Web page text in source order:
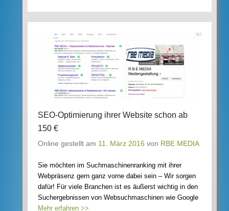
SEO-Optimierung ihrer Website schon ab
150 €
Online gestellt am 11. März 2016 von RBE MEDIA
Sie möchten im Suchmaschinenranking mit ihrer
Webpräsenz gern ganz vorne dabei sein – Wir sorgen
dafür! Für viele Branchen ist es äußerst wichtig in den
Suchergebnissen von Websuchmaschinen wie Google
Mehr erfahren >>